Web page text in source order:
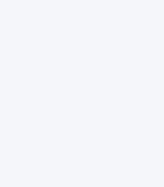
2021年9月9日（木）
すべての画面、
API（